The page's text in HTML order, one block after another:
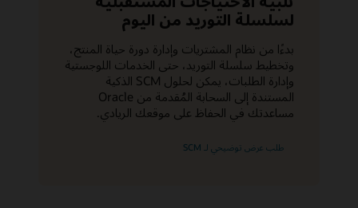
لسلسلة التوريد من اليوم
بدءًا من نظام المشتريات وإدارة دورة حياة المنتج،
وتخطيط سلسلة التوريد، حتى الخدمات اللوجستية
وإدارة الطلبات، يمكن لحلول SCM الذكية
المستندة إلى السحابة المُقدمة من Oracle
مساعدتك في الحفاظ على موقعك الريادي.
طلب عرض توضيحي لـ SCM